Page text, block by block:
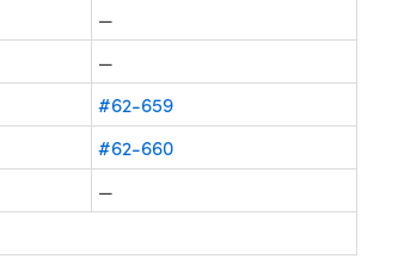
—
—
#62-659
#62-660
—